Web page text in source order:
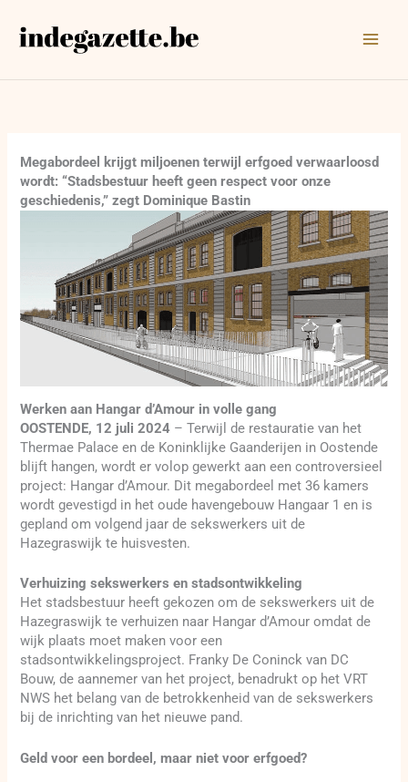
naar
Megabordeel krijgt miljoenen terwijl erfgoed verwaarloosd
wordt: “Stadsbestuur heeft geen respect voor onze
geschiedenis,” zegt Dominique Bastin
Werken aan Hangar d’Amour in volle gang
OOSTENDE, 12 juli 2024 – Terwijl de restauratie van het
Thermae Palace en de Koninklijke Gaanderijen in Oostende
blijft hangen, wordt er volop gewerkt aan een controversieel
project: Hangar d’Amour. Dit megabordeel met 36 kamers
wordt gevestigd in het oude havengebouw Hangaar 1 en is
gepland om volgend jaar de sekswerkers uit de
Hazegraswijk te huisvesten.
Verhuizing sekswerkers en stadsontwikkeling
Het stadsbestuur heeft gekozen om de sekswerkers uit de
Hazegraswijk te verhuizen naar Hangar d’Amour omdat de
wijk plaats moet maken voor een
stadsontwikkelingsproject. Franky De Coninck van DC
Bouw, de aannemer van het project, benadrukt op het VRT
NWS het belang van de betrokkenheid van de sekswerkers
bij de inrichting van het nieuwe pand.
Geld voor een bordeel, maar niet voor erfgoed?